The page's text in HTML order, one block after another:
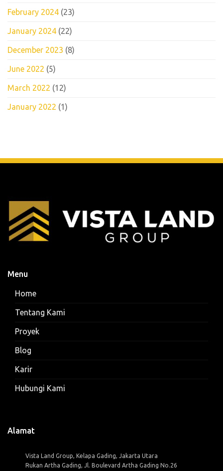
February 2024 (23)
January 2024 (22)
December 2023 (8)
June 2022 (5)
March 2022 (12)
January 2022 (1)
Menu
Home
Tentang Kami
Proyek
Blog
Karir
Hubungi Kami
Alamat
Vista Land Group, Kelapa Gading, Jakarta Utara
Rukan Artha Gading, Jl. Boulevard Artha Gading No.26